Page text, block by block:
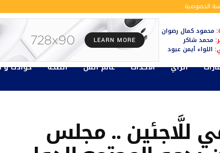
الخصوصية
محمود كمال رضوان
محمد شاكر
اللواء أيمن عبود
الرأي الأحداث عالم الفن الصحة حوادث و
للَّاجئين .. مجلس